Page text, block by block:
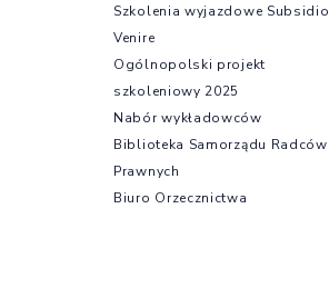
Szkolenia wyjazdowe Subsidio
Venire
Ogólnopolski projekt
szkoleniowy 2025
Nabór wykładowców
Biblioteka Samorządu Radców
Prawnych
Biuro Orzecznictwa